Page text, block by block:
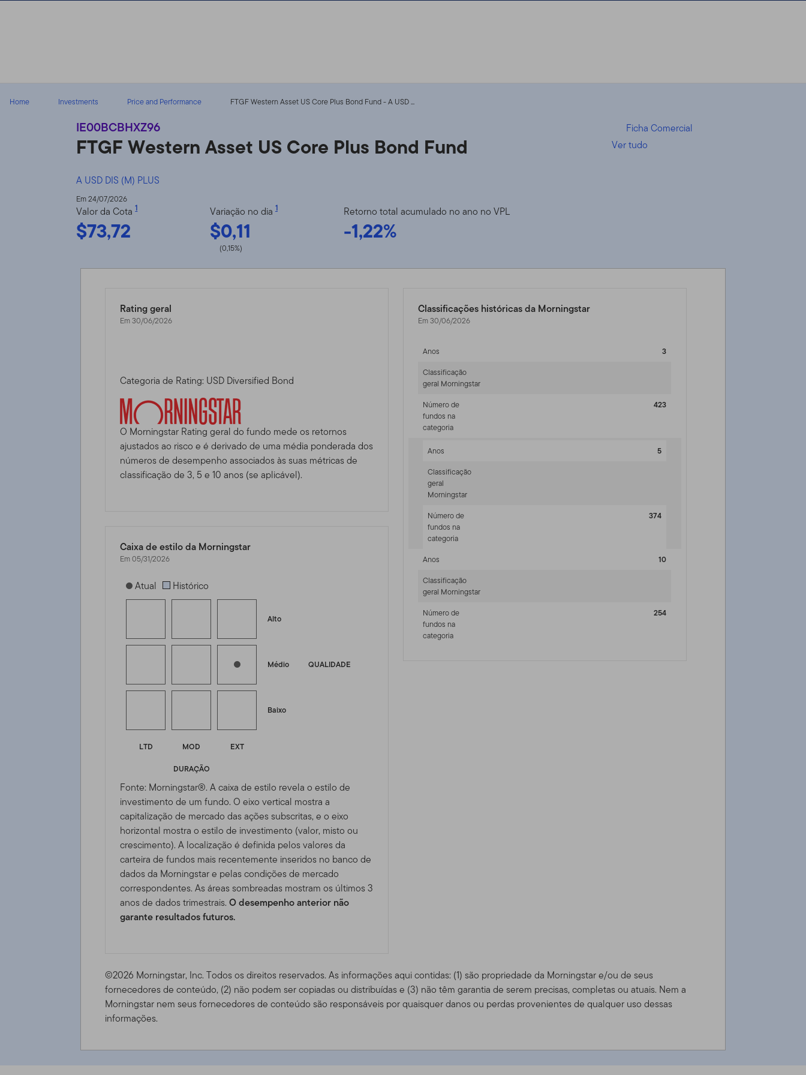
Home Investments Price and Performance FTGF Western Asset US Core Plus Bond Fund - A USD ...
IE00BCBHXZ96
FTGF Western Asset US Core Plus Bond Fund
A USD DIS (M) PLUS
Ficha Comercial
Ver tudo
Em 24/07/2026
Valor da Cota1
$73,72
Variação no dia 1
$0,11
(0,15%)
Retorno total acumulado no ano no VPL
-1,22%
Rating geral
Em 30/06/2026
Categoria de Rating: USD Diversified Bond
O Morningstar Rating geral do fundo mede os retornos
ajustados ao risco e é derivado de uma média ponderada dos
números de desempenho associados às suas métricas de
classificação de 3, 5 e 10 anos (se aplicável).
Caixa de estilo da Morningstar
Em 05/31/2026
[products.morningstar-stylebox-title-sr-fixed]
Atual Histórico
Alto
QUALIDADE
Médio
Baixo
LTD MOD
EXT
DURAÇÃO
Fonte: Morningstar®. A caixa de estilo revela o estilo de
investimento de um fundo. O eixo vertical mostra a
capitalização de mercado das ações subscritas, e o eixo
horizontal mostra o estilo de investimento (valor, misto ou
crescimento). A localização é definida pelos valores da
carteira de fundos mais recentemente inseridos no banco de
dados da Morningstar e pelas condições de mercado
correspondentes. As áreas sombreadas mostram os últimos 3
anos de dados trimestrais.O desempenho anterior não
garante resultados futuros.
Classificações históricas da Morningstar
Em 30/06/2026
Anos
3
Classificação
geral Morningstar
Número de
fundos na
categoria
423
Anos
5
Classificação
geral
Morningstar
Número de
fundos na
categoria
374
Anos
10
Classificação
geral Morningstar
Número de
fundos na
categoria
254
©2026 Morningstar, Inc. Todos os direitos reservados. As informações aqui contidas: (1) são propriedade da Morningstar e/ou de seus
fornecedores de conteúdo, (2) não podem ser copiadas ou distribuídas e (3) não têm garantia de serem precisas, completas ou atuais. Nem a
Morningstar nem seus fornecedores de conteúdo são responsáveis ​​por quaisquer danos ou perdas provenientes de qualquer uso dessas
informações.
FTGF Western Asset US Core Plus Bond Fund - A USD DIS (M) PLUS - IE00BCBHXZ96